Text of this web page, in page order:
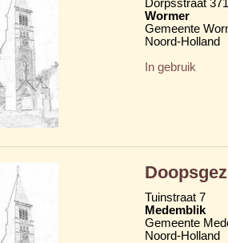
Dorpsstraat 371
Wormer
Gemeente
Noord-Holland
In gebruik
Tuinstraat 7
Medemblik
Gemeente
Noord-Holland